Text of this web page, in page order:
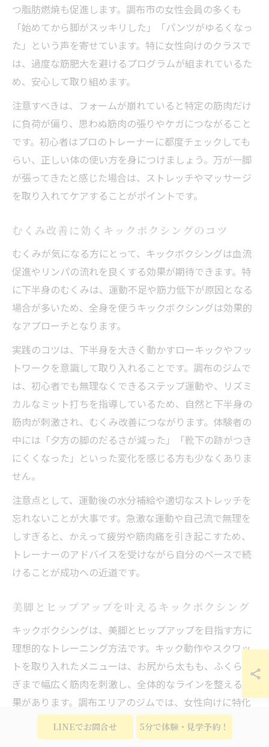
つ脂肪燃焼も促進します。調布市の女性会員の多くも
「始めてから脚がスッキリした」「パンツがゆるくなっ
た」という声を寄せています。特に女性向けのクラスで
は、過度な筋肥大を避けるプログラムが組まれているた
め、安心して取り組めます。
注意すべきは、フォームが崩れていると特定の筋肉だけ
に負荷が偏り、思わぬ筋肉の張りやケガにつながること
です。初心者はプロのトレーナーに都度チェックしても
らい、正しい体の使い方を身につけましょう。万が一脚
が張ってきたと感じた場合は、ストレッチやマッサージ
を取り入れてケアすることがポイントです。
むくみ改善に効くキックボクシングのコツ
むくみが気になる方にとって、キックボクシングは血流
促進やリンパの流れを良くする効果が期待できます。特
に下半身のむくみは、運動不足や筋力低下が原因となる
場合が多いため、全身を使うキックボクシングは効果的
なアプローチとなります。
実践のコツは、下半身を大きく動かすローキックやフッ
トワークを意識して取り入れることです。調布のジムで
は、初心者でも無理なくできるステップ運動や、リズミ
カルなミット打ちを指導しているため、自然と下半身の
筋肉が刺激され、むくみ改善につながります。体験者の
中には「夕方の脚のだるさが減った」「靴下の跡がつき
にくくなった」といった変化を感じる方も少なくありま
せん。
注意点として、運動後の水分補給や適切なストレッチを
忘れないことが大事です。急激な運動や自己流で無理を
しすぎると、かえって疲労や筋肉痛を引き起こすため、
トレーナーのアドバイスを受けながら自分のペースで続
けることが成功への近道です。
美脚とヒップアップを叶えるキックボクシング
キックボクシングは、美脚とヒップアップを目指す方に
理想的なトレーニング方法です。キック動作やスクワッ
トを取り入れたメニューは、お尻から太もも、ふくらは
ぎまで幅広く筋肉を刺激し、全体的なラインを整える効
果があります。調布エリアのジムでは、女性向けに特化
したプログラムが用意されており、初心者でも安心して
始められる環境が整っています。
LINEでお問合せ 5分で体験・見学予約！